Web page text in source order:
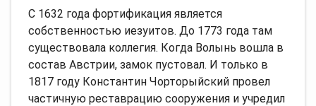
C 1632 года фортификация является
собственностью иезуитов. До 1773 года там
существовала коллегия. Когда Волынь вошла в
состав Австрии, замок пустовал. И только в
1817 году Константин Чорторыйский провел
частичную реставрацию сооружения и учредил